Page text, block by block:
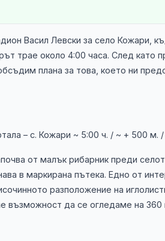
Васил Левски за село Кожари,
трае около 4:00 часа. След като
плана за това, което ни
– с. Кожари ~ 5:00 ч. / ~ + 500 м. /
от малък рибарник преди
в маркирана пътека. Едно от
разположение на
възможност да се огледаме на 360